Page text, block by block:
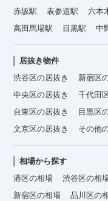
赤坂駅
表参道駅 六本
高田馬場駅
目黒駅 中
居抜き物件
渋谷区の居抜き
新宿区
中央区の居抜き
千代田
台東区の居抜き
目黒区
文京区の居抜き
その他
相場から探す
港区の相場
渋谷区の相
新宿区の相場
品川区の